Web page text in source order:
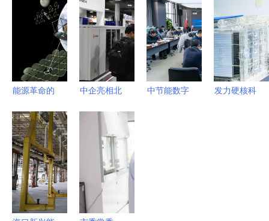
双轮驱动制
造业低碳转
能源技术研
发新浪潮
能源以新兴
技术研发为
引擎的经营
智慧
果引领新兴
能源技术研
发潮流
能源革命的
将重塑世界
的新兴能源
技术
中企亮相北
能源展 新
能源技术研
发引领全球
绿色转型新
浪潮
中节能数字
发力硬核科